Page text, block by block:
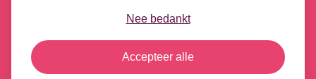
2026
Privacystatement
Cookiegebruik
Nee bedankt
Accepteer alle